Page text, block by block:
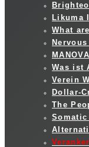
Likuma
What
Was ist
Verein
Dollar-
The
Somatic